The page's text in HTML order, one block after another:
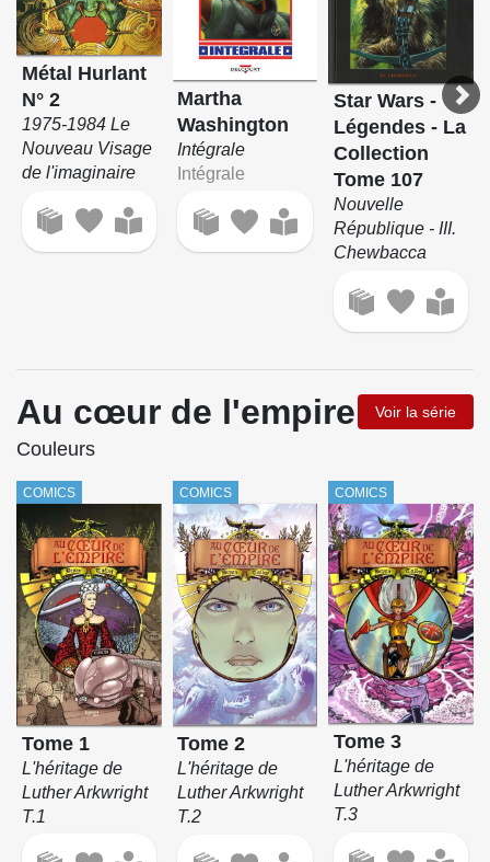
Métal Hurlant
N° 2
1975-1984 Le
Nouveau Visage
de l'imaginaire
Martha
Washington
Intégrale
Intégrale
Star Wars -
Légendes - La
Collection
Tome 107
Nouvelle
République - III.
Chewbacca
Au cœur de l'empire Voir la série
Couleurs
COMICS
Tome 1
L'héritage de
Luther Arkwright
T.1
COMICS
Tome 2
L'héritage de
Luther Arkwright
T.2
COMICS
Tome 3
L'héritage de
Luther Arkwright
T.3